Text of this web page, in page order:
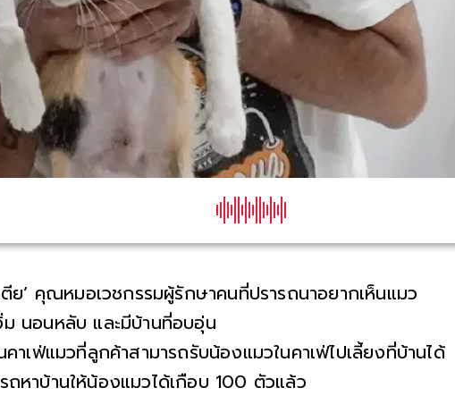
ย’ คุณหมอเวชกรรมผู้รักษาคนที่ปรารถนาอยากเห็นแมว
นอนหลับ และมีบ้านที่อบอุ่น
าเฟ่แมวที่ลูกค้าสามารถรับน้องแมวในคาเฟ่ไปเลี้ยงที่บ้านได้
หาบ้านให้น้องแมวได้เกือบ 100 ตัวแล้ว